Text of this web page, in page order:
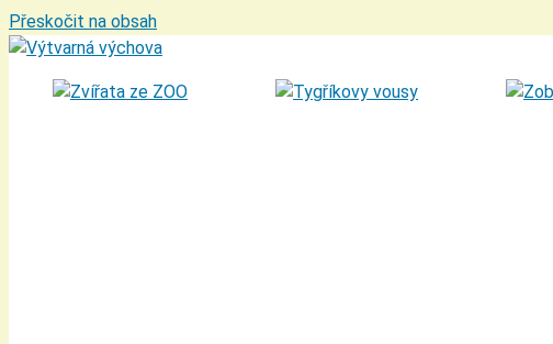
Přeskočit na obsah